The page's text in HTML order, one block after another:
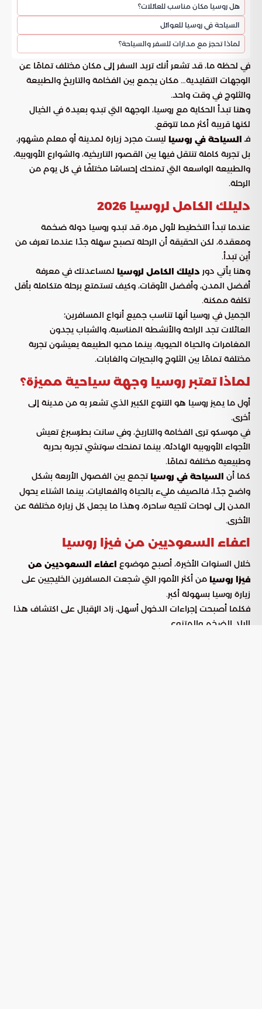
هل روسيا مكان مناسب للعائلات؟
السياحة في روسيا للعوائل
لماذا تحجز مع مدارات للسفر والسياحة؟
في لحظة ما، قد تشعر أنك تريد السفر إلى مكان مختلف تمامًا عن
الوجهات التقليدية… مكان يجمع بين الفخامة والتاريخ والطبيعة
والثلوج في وقت واحد.
وهنا تبدأ الحكاية مع روسيا، الوجهة التي تبدو بعيدة في الخيال
لكنها قريبة أكثر مما تتوقع.
فـ السياحة في روسيا ليست مجرد زيارة لمدينة أو معلم مشهور،
بل تجربة كاملة تنتقل فيها بين القصور التاريخية، والشوارع الأوروبية،
والطبيعة الواسعة التي تمنحك إحساسًا مختلفًا في كل يوم من
الرحلة.
دليلك الكامل لروسيا 2026
عندما تبدأ التخطيط لأول مرة، قد تبدو روسيا دولة ضخمة
ومعقدة، لكن الحقيقة أن الرحلة تصبح سهلة جدًا عندما تعرف من
أين تبدأ.
وهنا يأتي دور دليلك الكامل لروسيا لمساعدتك في معرفة
أفضل المدن، وأفضل الأوقات، وكيف تستمتع برحلة متكاملة بأقل
تكلفة ممكنة.
الجميل في روسيا أنها تناسب جميع أنواع المسافرين؛
العائلات تجد الراحة والأنشطة المناسبة، والشباب يجدون
المغامرات والحياة الحيوية، بينما محبو الطبيعة يعيشون تجربة
مختلفة تمامًا بين الثلوج والبحيرات والغابات.
لماذا تعتبر روسيا وجهة سياحية مميزة؟
أول ما يميز روسيا هو التنوع الكبير الذي تشعر به من مدينة إلى
أخرى.
في موسكو ترى الفخامة والتاريخ، وفي سانت بطرسبرغ تعيش
الأجواء الأوروبية الهادئة، بينما تمنحك سوتشي تجربة بحرية
وطبيعية مختلفة تمامًا.
كما أن السياحة في روسيا تجمع بين الفصول الأربعة بشكل
واضح جدًا، فالصيف مليء بالحياة والفعاليات، بينما الشتاء يحول
المدن إلى لوحات ثلجية ساحرة، وهذا ما يجعل كل زيارة مختلفة عن
الأخرى.
اعفاء السعوديين من فيزا روسيا
خلال السنوات الأخيرة، أصبح موضوع اعفاء السعوديين من
فيزا روسيا من أكثر الأمور التي شجعت المسافرين الخليجيين على
زيارة روسيا بسهولة أكبر.
فكلما أصبحت إجراءات الدخول أسهل، زاد الإقبال على اكتشاف هذا
البلد الضخم والمتنوع.